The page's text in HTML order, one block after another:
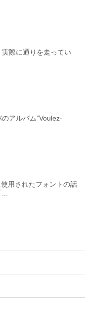
際に通りを走ってい
アルバム”Voulez-
用されたフォントの話
...